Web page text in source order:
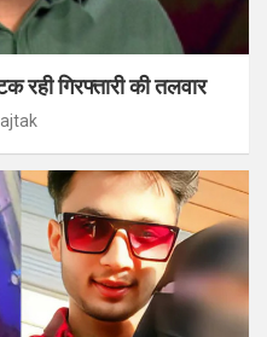
रही गिरफ्तारी की तलवार